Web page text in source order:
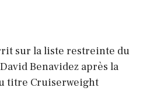
sur la liste restreinte du
Benavidez après la
titre Cruiserweight